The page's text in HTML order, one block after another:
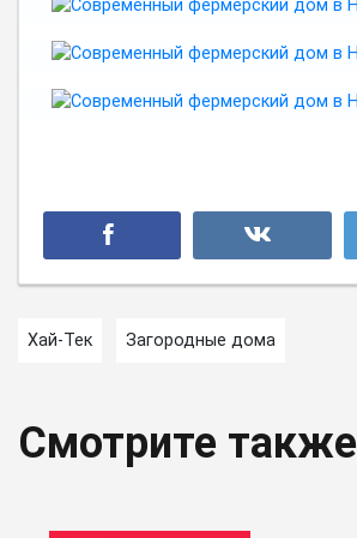
Хай-Тек Загородные дома
Смотрите также